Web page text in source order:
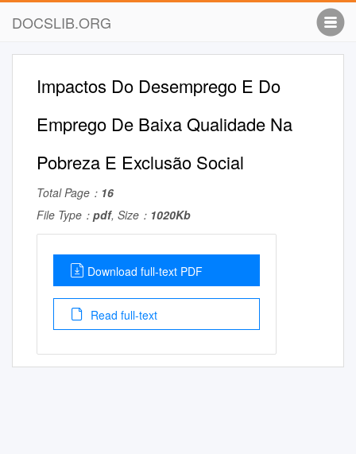
DOCSLIB.ORG
Impactos Do Desemprego E Do
Emprego De Baixa Qualidade Na
Pobreza E Exclusão Social
Total Page： 16
File Type： pdf, Size： 1020Kb
Download full-text PDF
Read full-text